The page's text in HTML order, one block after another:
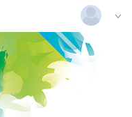
Deutsch | Englisch
Login
Versionsnummer: 2026.1.04.62421